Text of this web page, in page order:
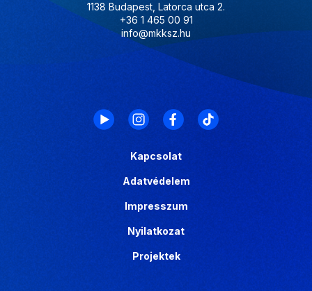
1138 Budapest, Latorca utca 2.
+36 1 465 00 91
info@mkksz.hu
Kapcsolat
Adatvédelem
Impresszum
Nyilatkozat
Projektek